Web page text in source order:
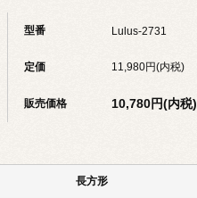
型番 Lulus-2731
定価 11,980円(内税)
販売価格 10,780円(内税)
長方形